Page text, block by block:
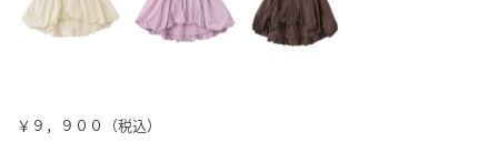
￥９，９００（税込）